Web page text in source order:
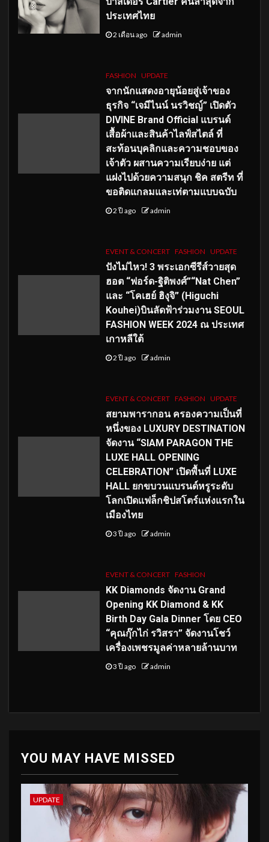
ประเทศไทย
2 เดือน ago admin
FASHION UPDATE
จากนักแสดงอายุน้อยสู่เจ้าของ
ธุรกิจ “เจมีไนน์ นรวิชญ์” เปิดตัว
DIVINE Brand Official แบรนด์
เสื้อผ้าและสินค้าไลฟ์สไตล์ ที่
สะท้อนบุคลิกและความชอบของ
เจ้าตัว ผสานความเรียบง่าย แต่
แฝงไปด้วยความสนุก ชิค สตรีท ที่
ขอติดแกลมและเท่ตามแบบฉบับ
2 ปี ago admin
EVENT & CONCERT FASHION UPDATE
ปังไม่ไหว! 3 พระเอกซีรีส์วายสุด
ฮอต “ฟอร์ด-ฐิติพงศ์”“Nat Chen”
และ “โคเฮย์ ฮิงุจิ” (Higuchi
Kouhei)บินลัดฟ้าร่วมงาน SEOUL
FASHION WEEK 2024 ณ ประเทศ
เกาหลีใต้
2 ปี ago admin
EVENT & CONCERT FASHION UPDATE
สยามพารากอน ครองความเป็นที่
หนึ่งของ LUXURY DESTINATION
จัดงาน “SIAM PARAGON THE
LUXE HALL OPENING
CELEBRATION” เปิดพื้นที่ LUXE
HALL ยกขบวนแบรนด์หรูระดับ
โลกเปิดแฟล็กชิปสโตร์แห่งแรกใน
เมืองไทย
3 ปี ago admin
EVENT & CONCERT FASHION
KK Diamonds จัดงาน Grand
Opening KK Diamond & KK
Birth Day Gala Dinner โดย CEO
“คุณกุ๊กไก่ รวิสรา” จัดงานโชว์
เครื่องเพชรมูลค่าหลายล้านบาท
3 ปี ago admin
YOU MAY HAVE MISSED
UPDATE